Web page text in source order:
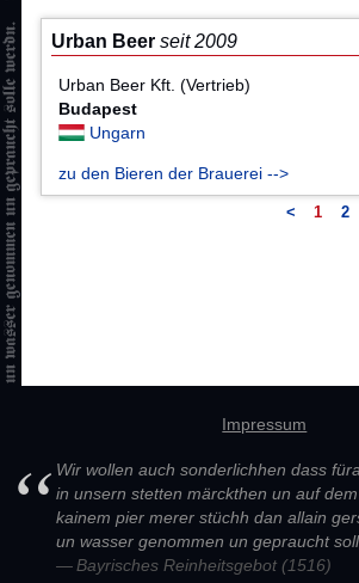
Urban Beer seit 2009
Urban Beer Kft. (Vertrieb)
Budapest
Ungarn
zu den Bieren der Brauerei -->
< 1 2
Impressum
Wir wollen auch sonderlichhen dass
in unsern stetten märckthen un auf
kainem pier merer stüchh dan allain
un wasser genommen un gepraucht
Bayrisches Reinheitsgebot (1516)